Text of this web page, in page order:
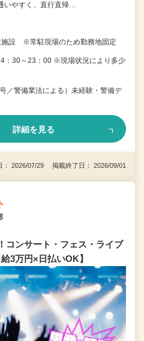
いやすく、直行直帰…
施設 ※常駐現場のため勤務地固定
：30～23：00 ※現場状況により多少
／警備業法による）未経験・警備デ
詳細を見る
： 2026/07/29 掲載終了日： 2026/09/01
コンサート・フェス・ライブ
3万円×日払いOK】